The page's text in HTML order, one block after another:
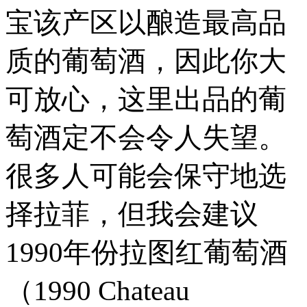
宝该产区以酿造最高品
质的葡萄酒，因此你大
可放心，这里出品的葡
萄酒定不会令人失望。
很多人可能会保守地选
择拉菲，但我会建议
1990年份拉图红葡萄酒
（1990 Chateau